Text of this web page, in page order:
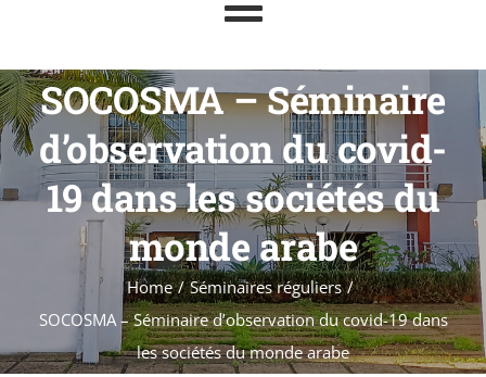
Toggle
Navigation
A propos
Recherche
Publications
Bibliothèque
Formations
Évènements
Appels
Agenda
SOCOSMA – Séminaire
d’observation du covid-
19 dans les sociétés du
monde arabe
Home
Séminaires réguliers
SOCOSMA – Séminaire d’observation du covid-19 dans
les sociétés du monde arabe